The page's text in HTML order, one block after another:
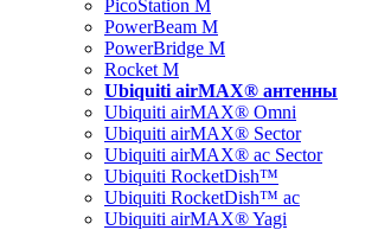
PicoStation M
PowerBeam M
PowerBridge M
Rocket M
Ubiquiti airMAX® антенны
Ubiquiti airMAX® Omni
Ubiquiti airMAX® Sector
Ubiquiti airMAX® ac Sector
Ubiquiti RocketDish™
Ubiquiti RocketDish™ ac
Ubiquiti airMAX® Yagi